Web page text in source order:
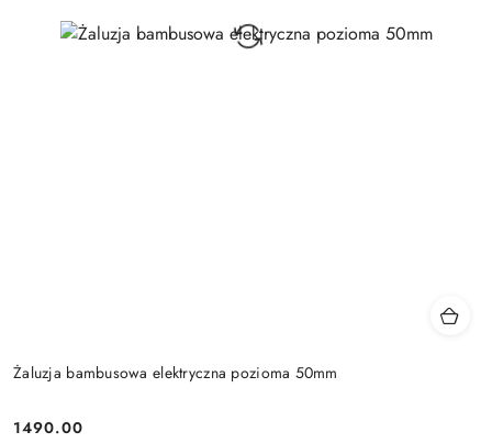
Żaluzja bambusowa elektryczna pozioma 50mm
1490.00